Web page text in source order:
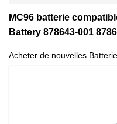
MC96 batterie
Battery 878643-001
Acheter de nouvelles